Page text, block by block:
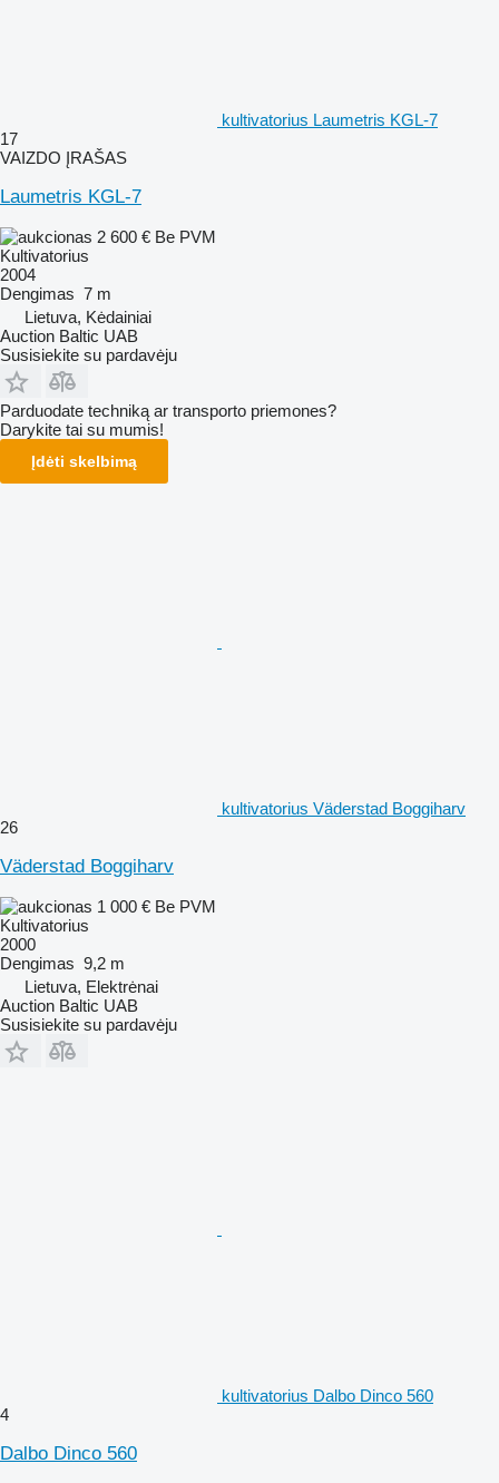
kultivatorius Laumetris KGL-7
17
VAIZDO ĮRAŠAS
Laumetris KGL-7
2 600 € Be PVM
Kultivatorius
2004
Dengimas 7 m
Lietuva, Kėdainiai
Auction Baltic UAB
Susisiekite su pardavėju
Parduodate techniką ar transporto priemones?
Darykite tai su mumis!
Įdėti skelbimą
kultivatorius Väderstad Boggiharv
26
Väderstad Boggiharv
1 000 € Be PVM
Kultivatorius
2000
Dengimas 9,2 m
Lietuva, Elektrėnai
Auction Baltic UAB
Susisiekite su pardavėju
kultivatorius Dalbo Dinco 560
4
Dalbo Dinco 560